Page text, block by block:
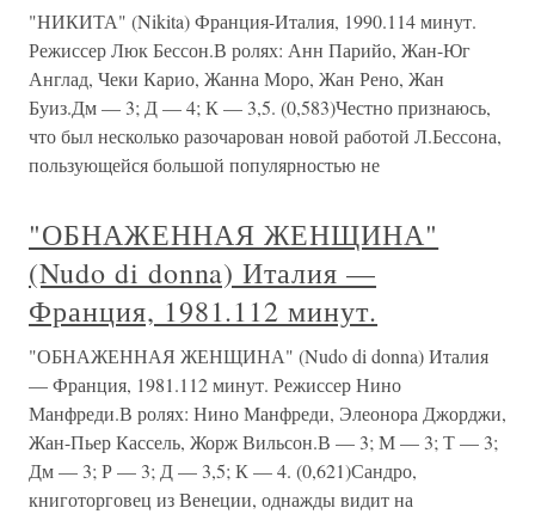
"НИКИТА" (Nikita) Франция-Италия, 1990.114 минут.
Режиссер Люк Бессон.В ролях: Анн Парийо, Жан-Юг
Англад, Чеки Карио, Жанна Моро, Жан Рено, Жан
Буиз.Дм — 3; Д — 4; К — 3,5. (0,583)Честно признаюсь,
что был несколько разочарован новой работой Л.Бессона,
пользующейся большой популярностью не
"ОБНАЖЕННАЯ ЖЕНЩИНА"
(Nudo di donna) Италия —
Франция, 1981.112 минут.
"ОБНАЖЕННАЯ ЖЕНЩИНА" (Nudo di donna) Италия
— Франция, 1981.112 минут. Режиссер Нино
Манфреди.В ролях: Нино Манфреди, Элеонора Джорджи,
Жан-Пьер Кассель, Жорж Вильсон.В — 3; М — 3; Т — 3;
Дм — 3; Р — 3; Д — 3,5; К — 4. (0,621)Сандро,
книготорговец из Венеции, однажды видит на